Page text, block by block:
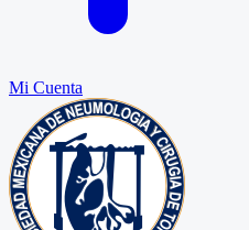
Mi Cuenta